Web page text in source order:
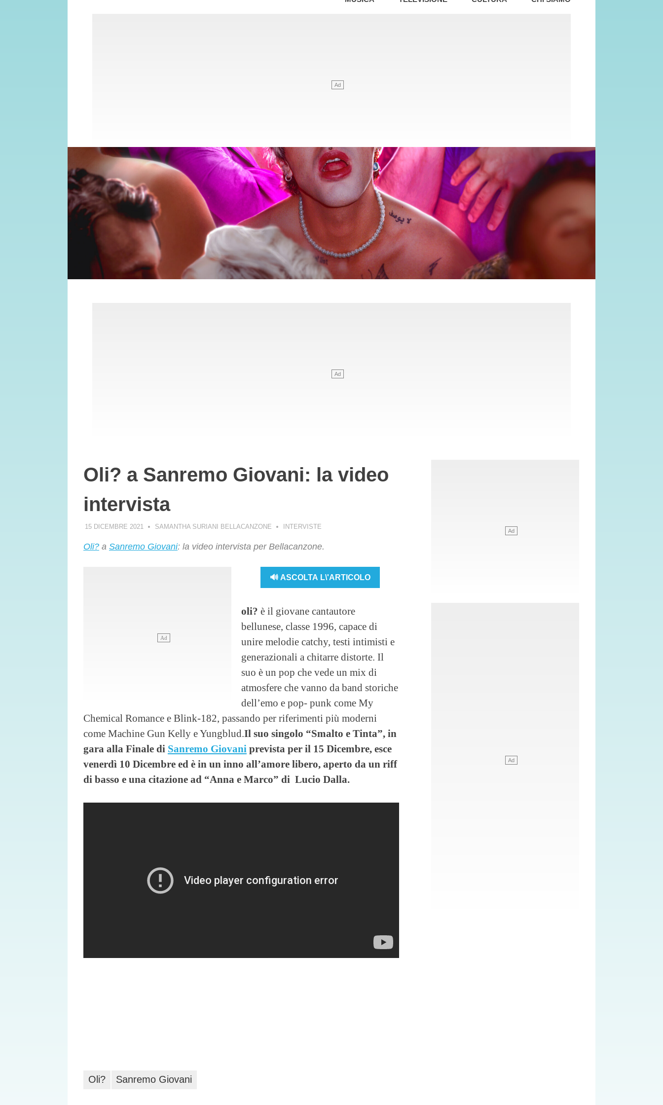
Oli? a Sanremo Giovani: la video
intervista
15 DICEMBRE 2021 SAMANTHA SURIANI BELLACANZONE INTERVISTE
Oli? a Sanremo Giovani: la video intervista per Bellacanzone.
🔊 ASCOLTA L\'ARTICOLO
oli? è il giovane cantautore
bellunese, classe 1996, capace di
unire melodie catchy, testi intimisti e
generazionali a chitarre distorte. Il
suo è un pop che vede un mix di
atmosfere che vanno da band storiche
dell’emo e pop- punk come My
Chemical Romance e Blink-182, passando per riferimenti più moderni
come Machine Gun Kelly e Yungblud.Il suo singolo “Smalto e Tinta”, in
gara alla Finale di Sanremo Giovani prevista per il 15 Dicembre, esce
venerdì 10 Dicembre ed è in un inno all’amore libero, aperto da un riff
di basso e una citazione ad “Anna e Marco” di Lucio Dalla.
Oli? Sanremo Giovani